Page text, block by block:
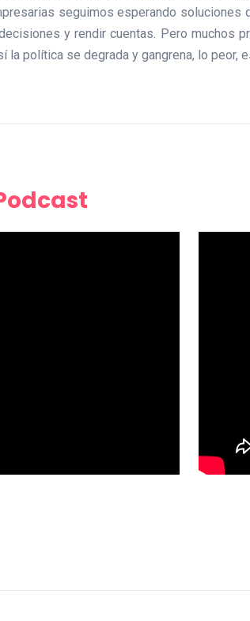
seguimos esperando
y rendir cuentas. Pero muchos
política se degrada y gangrena, lo peor,